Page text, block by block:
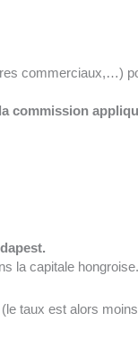
commerciaux,…)
la commission
la capitale hongroise.
(le taux est alors moins